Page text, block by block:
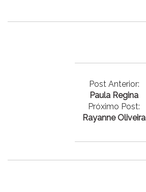
Post Anterior:
Paula Regina
Próximo Post:
Rayanne Oliveira